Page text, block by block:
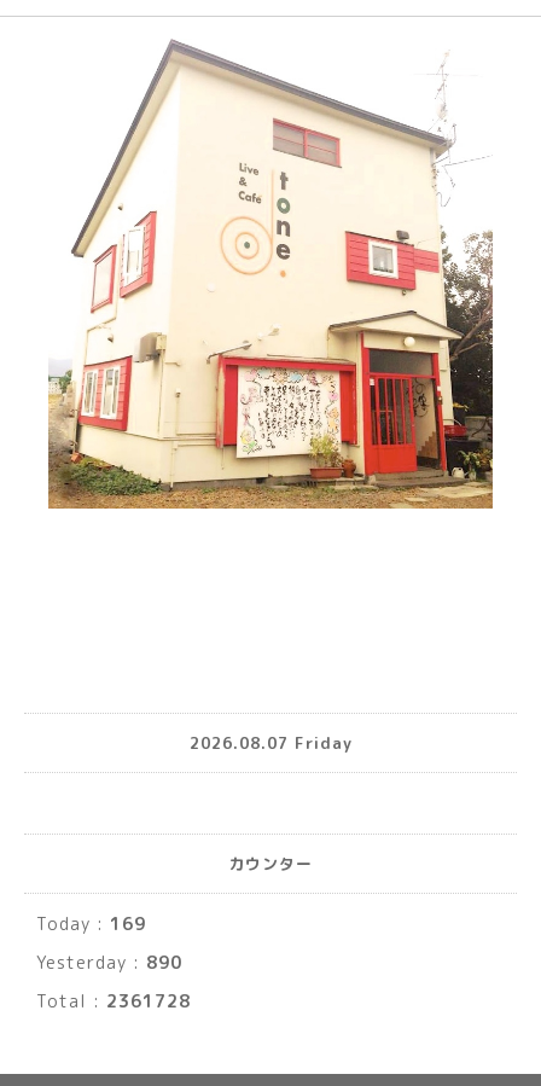
2026.08.07 Friday
カウンター
Today : 169
Yesterday : 890
Total : 2361728